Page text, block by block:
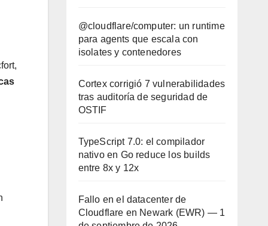
@cloudflare/computer: un runtime
para agents que escala con
isolates y contenedores
Cortex corrigió 7 vulnerabilidades
tras auditoría de seguridad de
OSTIF
TypeScript 7.0: el compilador
nativo en Go reduce los builds
entre 8x y 12x
Fallo en el datacenter de
Cloudflare en Newark (EWR) — 1